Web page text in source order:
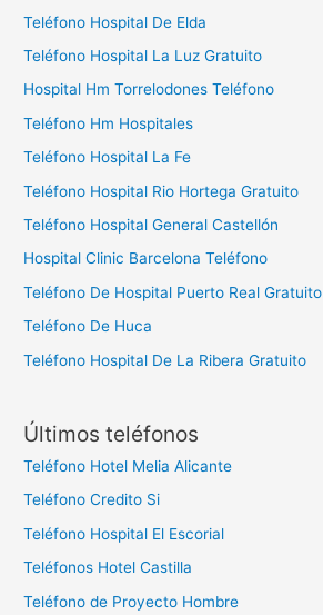
Teléfono Hospital De Elda
Teléfono Hospital La Luz Gratuito
Hospital Hm Torrelodones Teléfono
Teléfono Hm Hospitales
Teléfono Hospital La Fe
Teléfono Hospital Rio Hortega Gratuito
Teléfono Hospital General Castellón
Hospital Clinic Barcelona Teléfono
Teléfono De Hospital Puerto Real Gratuito
Teléfono De Huca
Teléfono Hospital De La Ribera Gratuito
Últimos teléfonos
Teléfono Hotel Melia Alicante
Teléfono Credito Si
Teléfono Hospital El Escorial
Teléfonos Hotel Castilla
Teléfono de Proyecto Hombre